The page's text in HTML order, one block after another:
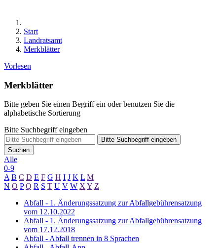
Start
Landratsamt
Merkblätter
Vorlesen
Merkblätter
Bitte geben Sie einen Begriff ein oder benutzen Sie die
alphabetische Sortierung
Bitte Suchbegriff eingeben
Bitte Suchbegriff eingeben
Suchen
Alle
0-9
A B C D E F G H I J K L M
N O P Q R S T U V W XY Z
Abfall - 1. Änderungssatzung zur Abfallgebührensatzung
vom 12.10.2022
Abfall - 1. Änderungssatzung zur Abfallgebührensatzung
vom 17.12.2018
Abfall - Abfall trennen in 8 Sprachen